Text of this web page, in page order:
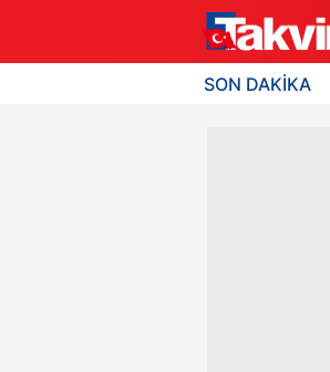
SON DAKİKA